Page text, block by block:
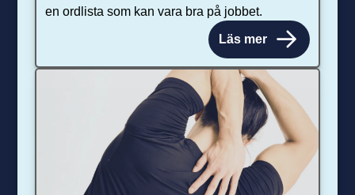
en ordlista som kan vara bra på jobbet.
Läs mer